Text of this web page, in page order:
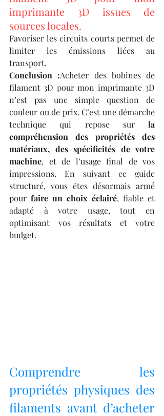
imprimante 3D issues de
sources locales.
Favoriser les circuits courts permet de
limiter les émissions liées au
transport.
Conclusion :Acheter des bobines de
filament 3D pour mon imprimante 3D
n’est pas une simple question de
couleur ou de prix. C’est une démarche
technique qui repose sur la
compréhension des propriétés des
matériaux, des spécificités de votre
machine, et de l’usage final de vos
impressions. En suivant ce guide
structuré, vous êtes désormais armé
pour faire un choix éclairé, fiable et
adapté à votre usage, tout en
optimisant vos résultats et votre
budget.
Comprendre les
propriétés physiques des
filaments avant d’acheter